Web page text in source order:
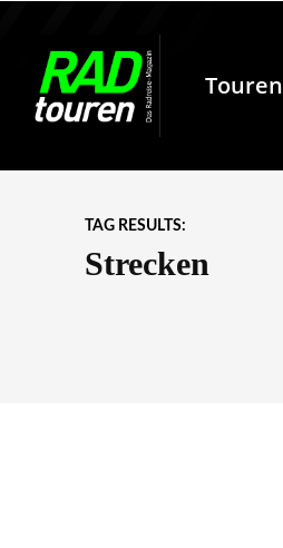
Touren
TAG RESULTS:
Strecken